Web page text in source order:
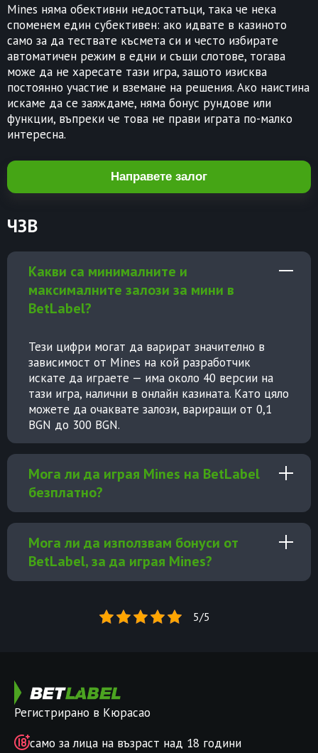
Mines няма обективни недостатъци, така че нека
споменем един субективен: ако идвате в казиното
само за да тествате късмета си и често избирате
автоматичен режим в едни и същи слотове, тогава
може да не харесате тази игра, защото изисква
постоянно участие и вземане на решения. Ако наистина
искаме да се заяждаме, няма бонус рундове или
функции, въпреки че това не прави играта по-малко
интересна.
Направете залог
ЧЗВ
Какви са минималните и
максималните залози за мини в
BetLabel?
Тези цифри могат да варират значително в
зависимост от Mines на кой разработчик
искате да играете — има около 40 версии на
тази игра, налични в онлайн казината. Като цяло
можете да очаквате залози, вариращи от 0,1
BGN до 300 BGN.
Мога ли да играя Mines на BetLabel
безплатно?
Мога ли да използвам бонуси от
BetLabel, за да играя Mines?
5/5
Регистрирано в Кюрасао
само за лица на възраст над 18 години